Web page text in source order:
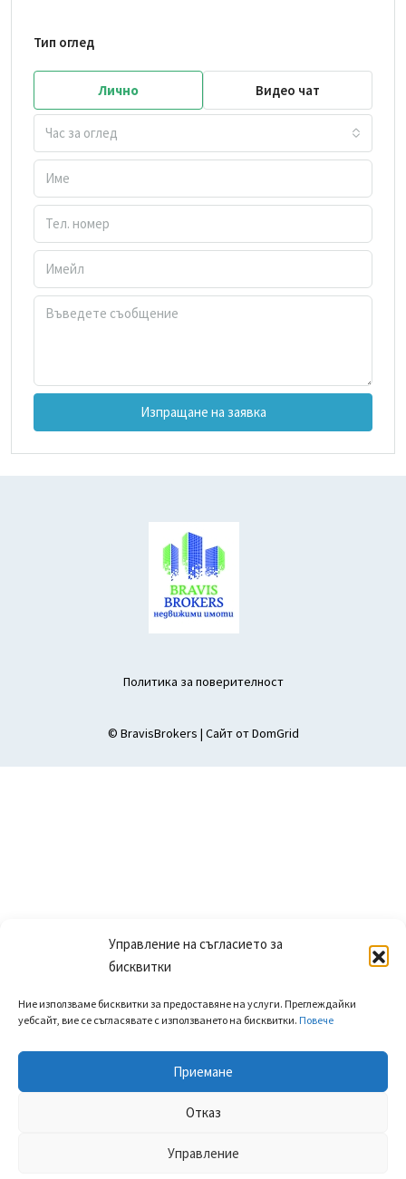
Управление на съгласието за
бисквитки
Ние използваме бисквитки за предоставяне на услуги. Преглеждайки
уебсайт, вие се съгласявате с използването на бисквитки. Повече
Приемане
Отказ
Управление
Тип оглед
Лично Видео чат
Час за оглед
Изпращане на заявка
Политика за поверителност
© BravisBrokers | Сайт отDomGrid